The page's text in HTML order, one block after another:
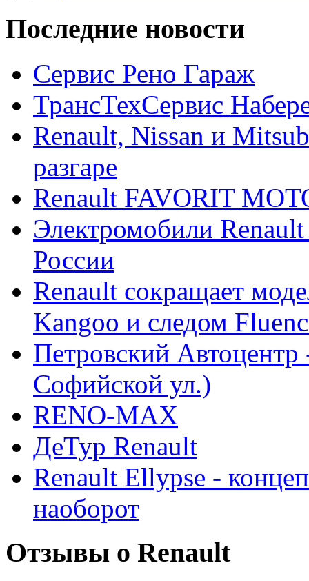
Последние новости
Сервис Рено Гараж
ТрансТехСервис
Renault, Nissan и
разгаре
Renault FAVORIT
Электромобили
России
Renault сокращает
Kangoo и следом
Петровский
Софийской ул.)
RENO-MAX
ДеТур Renault
Renault Ellypse -
наоборот
Отзывы о Renault